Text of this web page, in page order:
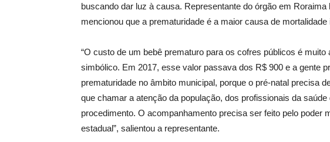
buscando dar luz à causa. Representante do órgão em
mencionou que a prematuridade é a maior causa de mortalidade
“O custo de um bebê prematuro para os cofres públicos é
simbólico. Em 2017, esse valor passava dos R$ 900 e a gente
prematuridade no âmbito municipal, porque o pré-natal precisa
que chamar a atenção da população, dos profissionais da
procedimento. O acompanhamento precisa ser feito pelo poder
estadual”, salientou a representante.